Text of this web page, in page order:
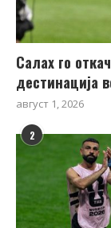
Салах го
дестинација
август 1, 2026
2